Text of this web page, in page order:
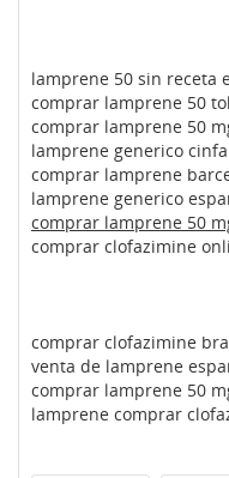
lamprene 50 sin receta
comprar lamprene 50
comprar lamprene 50
lamprene generico
comprar lamprene
lamprene generico
comprar lamprene 50
comprar clofazimine
comprar clofazimine
venta de lamprene
comprar lamprene 50
lamprene comprar